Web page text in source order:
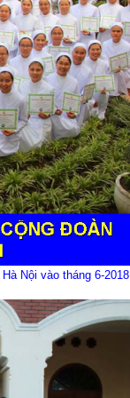
Nội vào tháng 6-2018